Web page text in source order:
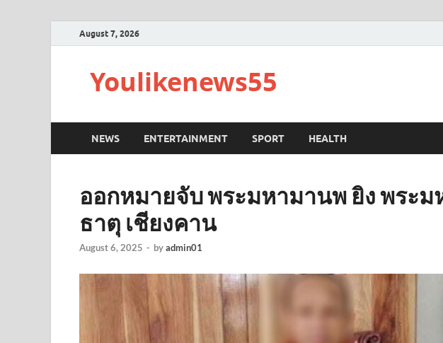
August 7, 2026
Youlikenews55
NEWS ENTERTAINMENT SPORT HEALTH
ออกหมายจับ พระมหามานพ ยิง พระ
ธาตุ เชียงคาน
August 6, 2025 - byadmin01